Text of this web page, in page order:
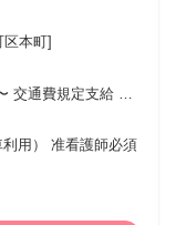
区本町]
交通費規定支給 訪
140件訪問)
用） 准看護師必須